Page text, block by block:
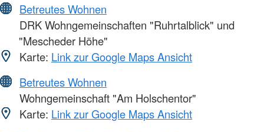
Betreutes Wohnen
DRK Wohngemeinschaften "Ruhrtalblick" und
"Mescheder Höhe"
Karte: Link zur Google Maps Ansicht
Betreutes Wohnen
Wohngemeinschaft "Am Holschentor"
Karte: Link zur Google Maps Ansicht